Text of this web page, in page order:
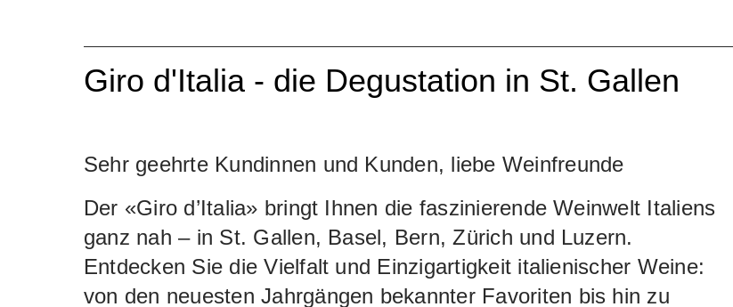
Giro d'Italia - die Degustation in St. Gallen
Sehr geehrte Kundinnen und Kunden, liebe Weinfreunde
Der «Giro d’Italia» bringt Ihnen die faszinierende Weinwelt Italiens
ganz nah – in St. Gallen, Basel, Bern, Zürich und Luzern.
Entdecken Sie die Vielfalt und Einzigartigkeit italienischer Weine:
von den neuesten Jahrgängen bekannter Favoriten bis hin zu